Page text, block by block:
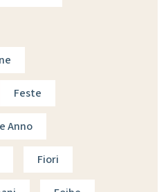
Feste
Anno
Fiori